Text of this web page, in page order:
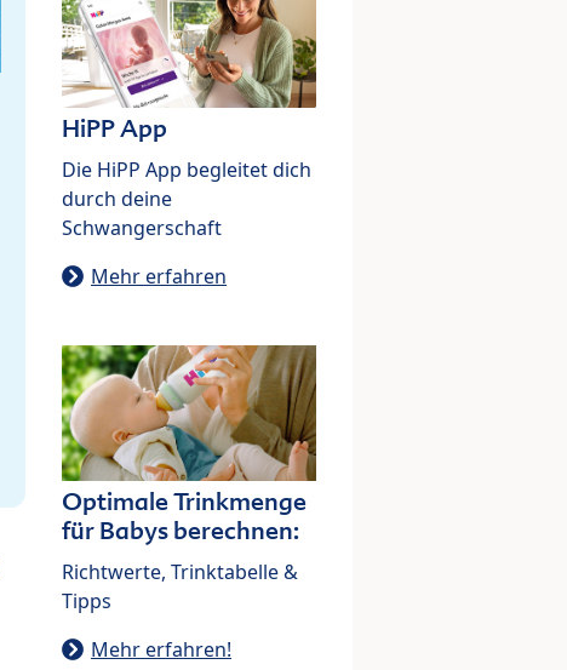
HiPP App
Die HiPP App begleitet dich
durch deine
Schwangerschaft
Mehr erfahren
Optimale Trinkmenge
für Babys berechnen:
Richtwerte, Trinktabelle &
Tipps
Mehr erfahren!